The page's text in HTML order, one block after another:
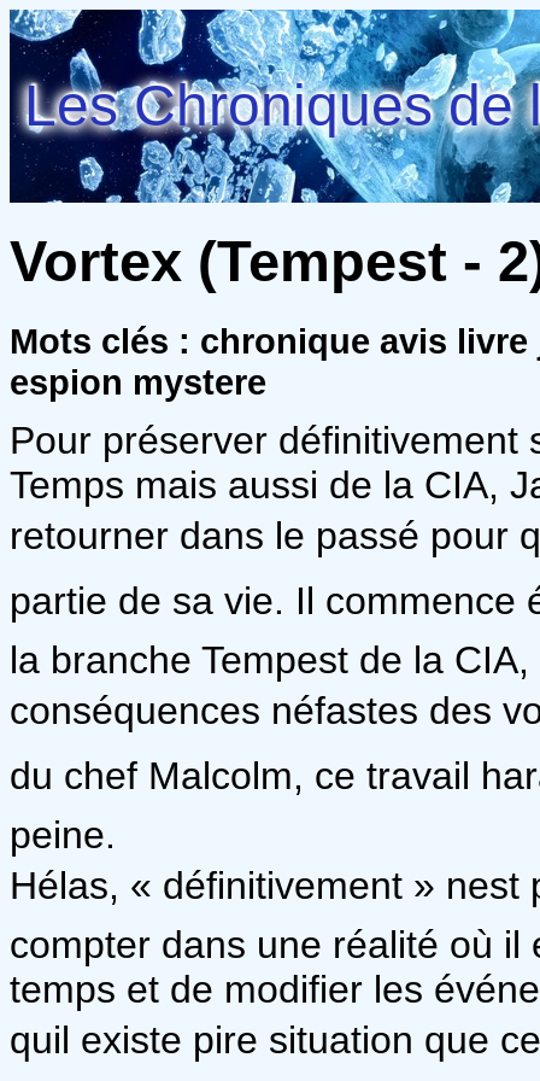
Les Chroniques de
Vortex (Tempest -
Mots clés : chronique avis
espion mystere
Pour préserver définitivement
Temps mais aussi de la CIA,
retourner dans le passé pour
partie de sa vie. Il commence
la branche Tempest de la
conséquences néfastes des
du chef Malcolm, ce travail
peine.
Hélas, « définitivement »
compter dans une réalité où
temps et de modifier les
quil existe pire situation que